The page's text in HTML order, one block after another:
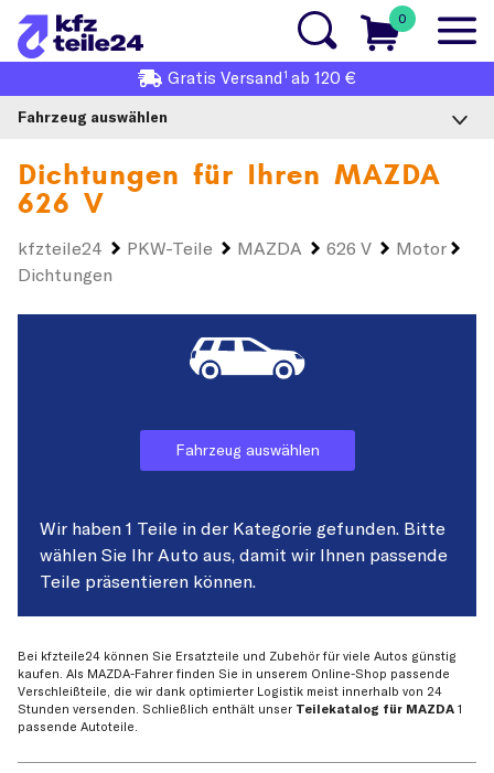
0
Gratis Versand1 ab 120 €
Fahrzeug auswählen
Dichtungen für Ihren MAZDA
626 V
kfzteile24 PKW-Teile MAZDA 626 V
Motor
Dichtungen
Fahrzeug auswählen
Wir haben 1 Teile in der Kategorie gefunden. Bitte
wählen Sie Ihr Auto aus, damit wir Ihnen passende
Teile präsentieren können.
Bei kfzteile24 können Sie Ersatzteile und Zubehör für viele Autos günstig
kaufen. Als MAZDA-Fahrer finden Sie in unserem Online-Shop passende
Verschleißteile, die wir dank optimierter Logistik meist innerhalb von 24
Stunden versenden. Schließlich enthält unser Teilekatalog für MAZDA 1
passende Autoteile.